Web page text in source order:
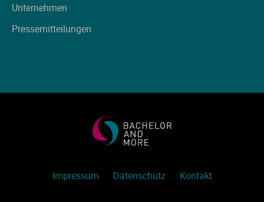
Unternehmen
Pressemitteilungen
Impressum Datenschutz Kontakt